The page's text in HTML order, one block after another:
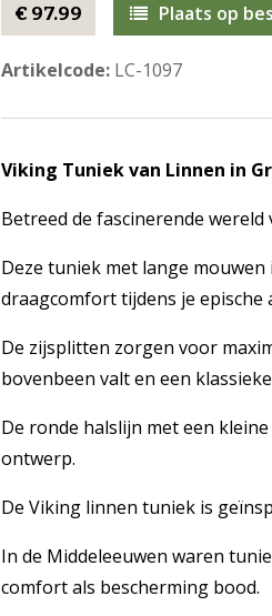
€ 97.99 Plaats op
Artikelcode:LC-1097
Viking Tuniek van Linnen in
Betreed de fascinerende
Deze tuniek met lange
draagcomfort tijdens je epische
De zijsplitten zorgen voor
bovenbeen valt en een
De ronde halslijn met een
ontwerp.
De Viking linnen tuniek is
In de Middeleeuwen waren
comfort als bescherming bood.